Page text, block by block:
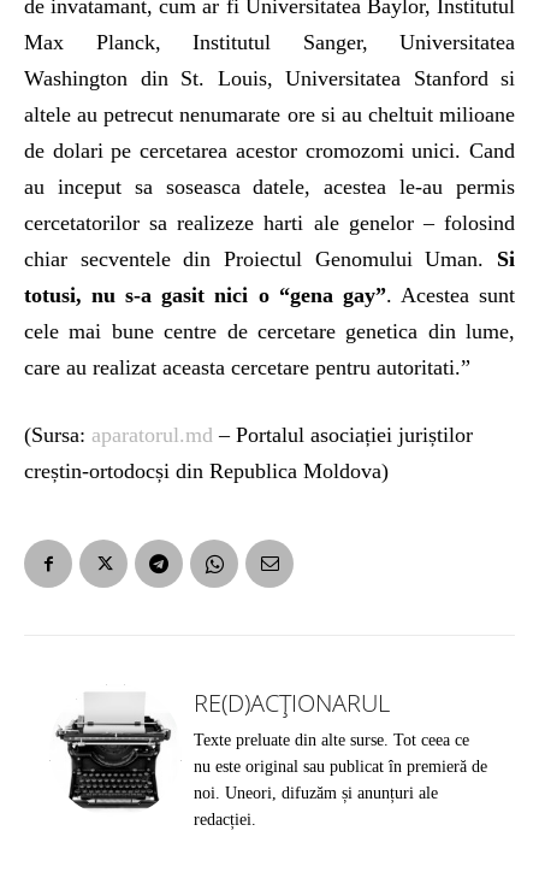
de invatamant, cum ar fi Universitatea Baylor, Institutul
Max Planck, Institutul Sanger, Universitatea
Washington din St. Louis, Universitatea Stanford si
altele au petrecut nenumarate ore si au cheltuit milioane
de dolari pe cercetarea acestor cromozomi unici. Cand
au inceput sa soseasca datele, acestea le-au permis
cercetatorilor sa realizeze harti ale genelor – folosind
chiar secventele din Proiectul Genomului Uman. Si
totusi, nu s-a gasit nici o “gena gay”. Acestea sunt
cele mai bune centre de cercetare genetica din lume,
care au realizat aceasta cercetare pentru autoritati.”
(Sursa: aparatorul.md – Portalul asociației juriștilor
creștin-ortodocși din Republica Moldova)
RE(D)ACȚIONARUL
Texte preluate din alte surse. Tot ceea ce
nu este original sau publicat în premieră de
noi. Uneori, difuzăm și anunțuri ale
redacției.